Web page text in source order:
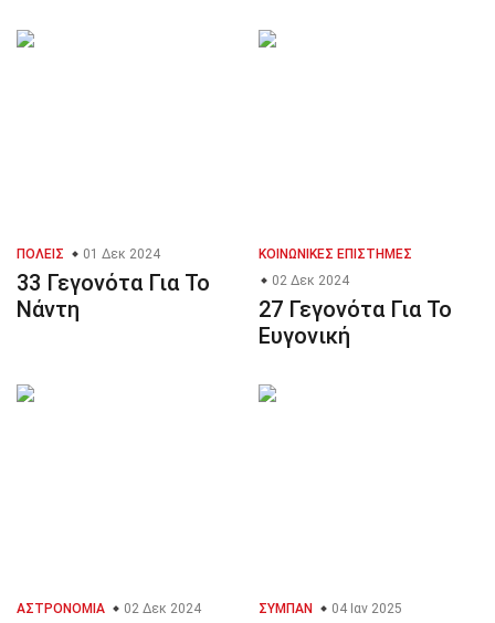
ΠΌΛΕΙΣ 01 Δεκ 2024
33 Γεγονότα Για Το
Νάντη
ΚΟΙΝΩΝΙΚΈΣ ΕΠΙΣΤΉΜΕΣ
02 Δεκ 2024
27 Γεγονότα Για Το
Ευγονική
ΑΣΤΡΟΝΟΜΊΑ 02 Δεκ 2024 ΣΎΜΠΑΝ 04 Ιαν 2025